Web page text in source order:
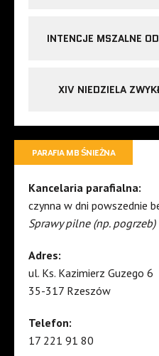
INTENCJE MSZALNE
XIV NIEDZIELA
PARAFIA MB ŚNIEŻNA
Kancelaria parafialna:
czynna w dni powszednie
Sprawy pilne (np.
Adres:
ul. Ks. Kazimierz Guzego 6
35-317 Rzeszów
Telefon:
17 221 91 80